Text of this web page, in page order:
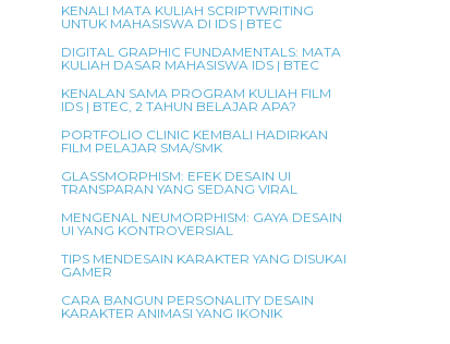
KENALI MATA KULIAH SCRIPTWRITING
UNTUK MAHASISWA DI IDS | BTEC
DIGITAL GRAPHIC FUNDAMENTALS: MATA
KULIAH DASAR MAHASISWA IDS | BTEC
KENALAN SAMA PROGRAM KULIAH FILM
IDS | BTEC, 2 TAHUN BELAJAR APA?
PORTFOLIO CLINIC KEMBALI HADIRKAN
FILM PELAJAR SMA/SMK
GLASSMORPHISM: EFEK DESAIN UI
TRANSPARAN YANG SEDANG VIRAL
MENGENAL NEUMORPHISM: GAYA DESAIN
UI YANG KONTROVERSIAL
TIPS MENDESAIN KARAKTER YANG DISUKAI
GAMER
CARA BANGUN PERSONALITY DESAIN
KARAKTER ANIMASI YANG IKONIK